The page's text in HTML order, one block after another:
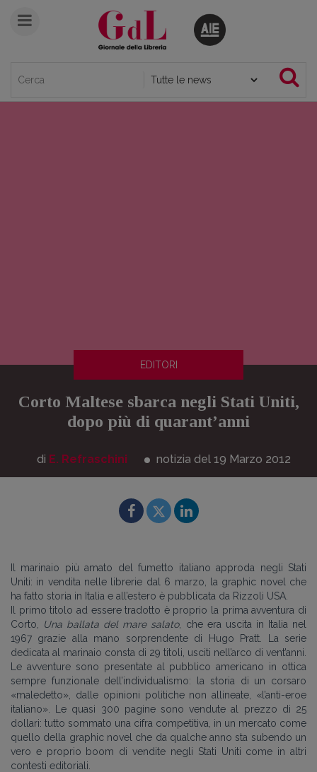
EDITORI
Corto Maltese sbarca negli Stati Uniti,
dopo più di quarant’anni
di E. Refraschini notizia del 19 Marzo 2012
Il marinaio più amato del fumetto italiano approda negli Stati
Uniti: in vendita nelle librerie dal 6 marzo, la graphic novel che
ha fatto storia in Italia e all’estero è pubblicata da Rizzoli USA.
Il primo titolo ad essere tradotto è proprio la prima avventura di
Corto,
Una ballata del mare salato, che era uscita in Italia nel
1967 grazie alla mano sorprendente di Hugo Pratt. La serie
dedicata al marinaio consta di 29 titoli, usciti nell’arco di vent’anni.
Le avventure sono presentate al pubblico americano in ottica
sempre funzionale dell’individualismo: la storia di un corsaro
«maledetto», dalle opinioni politiche non allineate, «l’anti-eroe
italiano». Le quasi 300 pagine sono vendute al prezzo di 25
dollari: tutto sommato una cifra competitiva, in un mercato come
quello della graphic novel che da qualche anno sta subendo un
vero e proprio boom di vendite negli Stati Uniti come in altri
contesti editoriali.